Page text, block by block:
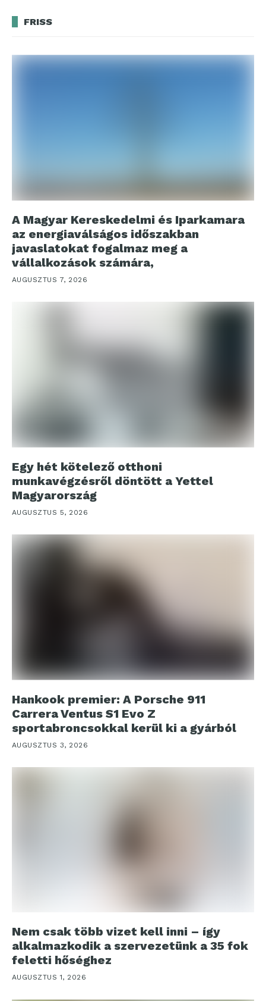
FRISS
A Magyar Kereskedelmi és Iparkamara
az energiaválságos időszakban
javaslatokat fogalmaz meg a
vállalkozások számára,
AUGUSZTUS 7, 2026
Egy hét kötelező otthoni
munkavégzésről döntött a Yettel
Magyarország
AUGUSZTUS 5, 2026
Hankook premier: A Porsche 911
Carrera Ventus S1 Evo Z
sportabroncsokkal kerül ki a gyárból
AUGUSZTUS 3, 2026
Nem csak több vizet kell inni – így
alkalmazkodik a szervezetünk a 35 fok
feletti hőséghez
AUGUSZTUS 1, 2026